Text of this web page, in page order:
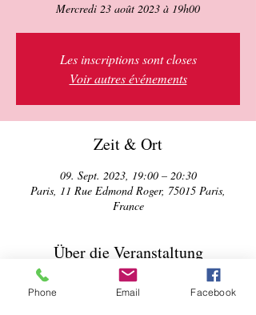
Mercredi 23 août 2023 à 19h00
Les inscriptions sont closes
Voir autres événements
Zeit & Ort
09. Sept. 2023, 19:00 – 20:30
Paris, 11 Rue Edmond Roger, 75015 Paris,
France
Über die Veranstaltung
Une jeune autrice part sur les traces de son père
dans les montagnes d’Iran.
Phone Email Facebook